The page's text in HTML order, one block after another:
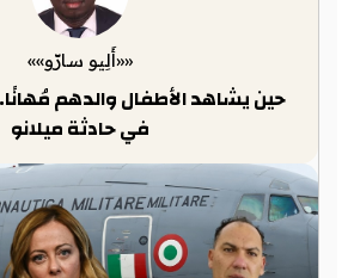
««أَلِيو سارّو»»
حين يشاهد الأطفال والدهم
في حادثة ميلانو